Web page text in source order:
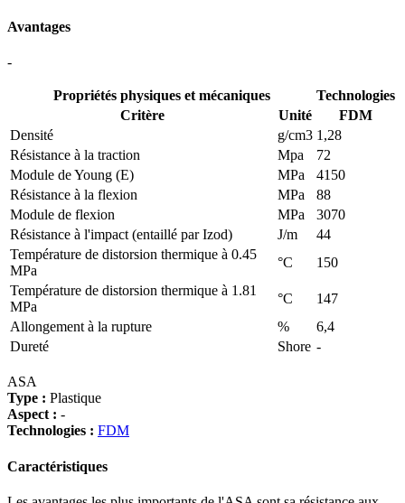
Avantages
-
Propriétés physiques et mécaniques
Technologies
Critère
Unité
FDM
Densité
g/cm3 1,28
Résistance à la traction
Mpa
72
Module de Young (E)
MPa
4150
Résistance à la flexion
MPa
88
Module de flexion
MPa
3070
Résistance à l'impact (entaillé par Izod)
J/m
44
Température de distorsion thermique à 0.45
MPa
°C
150
Température de distorsion thermique à 1.81
MPa
°C
147
Allongement à la rupture
%
6,4
Dureté
Shore -
ASA
Type : Plastique
Aspect : -
Technologies : FDM
Caractéristiques